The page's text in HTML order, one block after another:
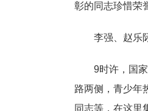
彰的同志珍惜荣
李强、赵乐
9时许，国
路两侧，青少年
同志等，在这里